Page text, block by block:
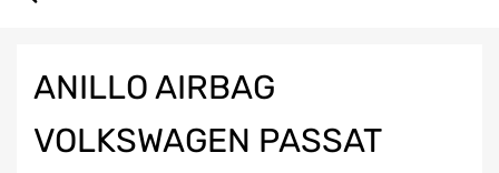
ANILLO AIRBAG
VOLKSWAGEN PASSAT